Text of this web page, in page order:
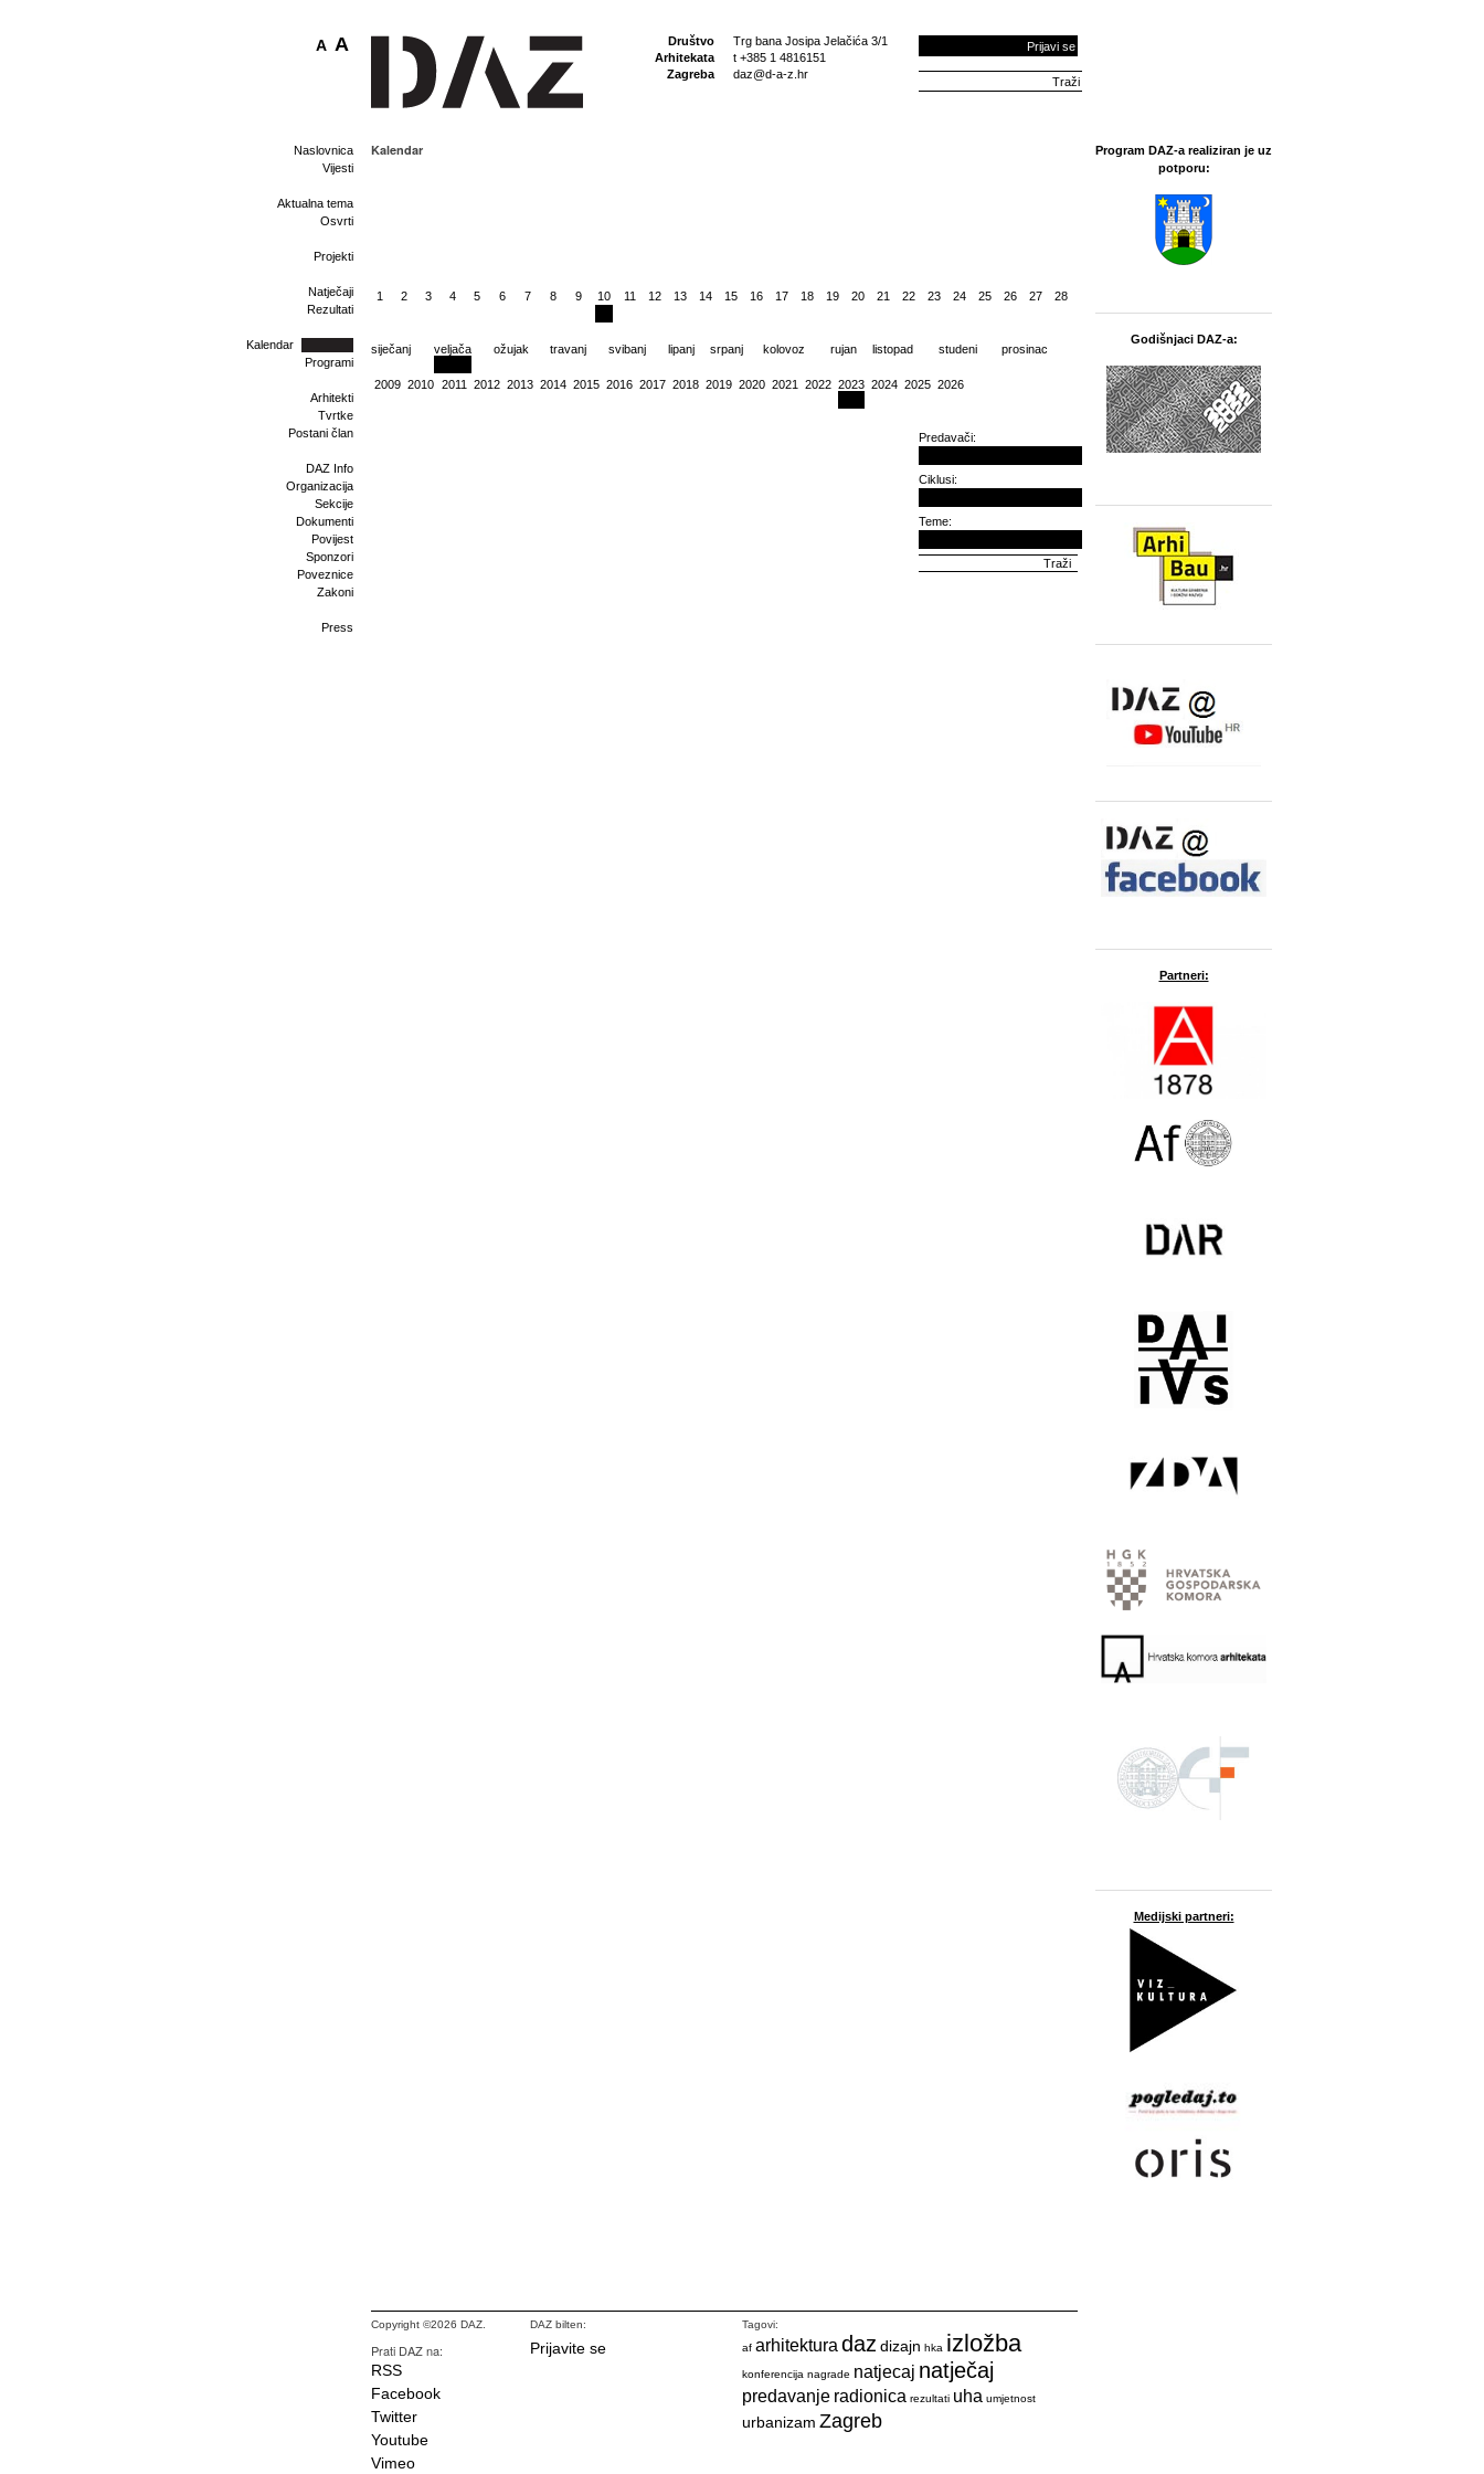
Društvo
Arhitekata
Zagreba
Trg bana Josipa Jelačića 3/1
t +385 1 4816151
daz@d-a-z.hr
Prijavi se
A A
Naslovnica
Vijesti
Aktualna tema
Osvrti
Projekti
Natječaji
Rezultati
Kalendar
Programi
Arhitekti
Tvrtke
Postani član
DAZ Info
Organizacija
Sekcije
Dokumenti
Povijest
Sponzori
Poveznice
Zakoni
Press
Kalendar
1 2 3 4 5 6 7 8 9 10 11 12 13 14 15 16 17 18 19 20 21 22 23 24 25 26 27 28
siječanj veljača ožujak travanj svibanj lipanj srpanj kolovoz rujan listopad studeni prosinac
2009 2010 2011 2012 2013 2014 2015 2016 2017 2018 2019 2020 2021 2022 2023 2024 2025 2026
Predavači:
Ciklusi:
Teme:
Program DAZ-a realiziran je uz
potporu:
Godišnjaci DAZ-a:
Partneri:
Medijski partneri:
Copyright ©2026 DAZ.
Prati DAZ na:
RSS
Facebook
Twitter
Youtube
Vimeo
DAZ bilten:
Prijavite se
Tagovi:
af arhitektura daz dizajn hka izložba
konferencija nagrade natjecaj natječaj
predavanje radionica rezultati uha umjetnost
urbanizam Zagreb